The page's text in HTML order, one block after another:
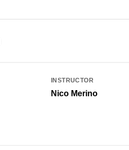
INSTRUCTOR
Nico Merino